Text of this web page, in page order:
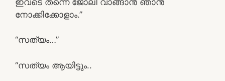
നോക്കിക്കോളാം.”
“സത്യം…”
“സത്യം ആയിട്ടും..